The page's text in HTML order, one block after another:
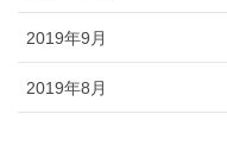
2019年9月
2019年8月